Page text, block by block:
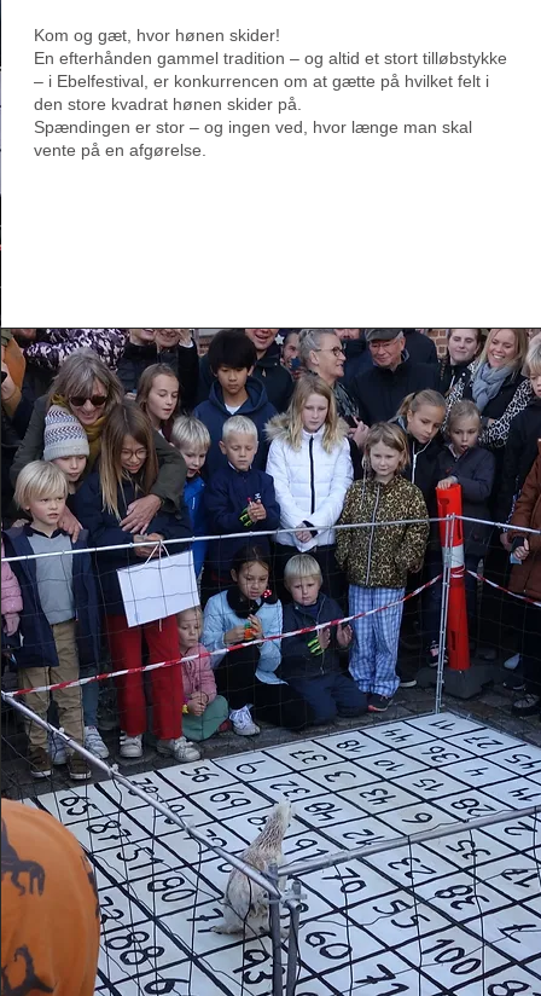
Kom og gæt, hvor hønen skider!
En efterhånden gammel tradition – og altid et stort tilløbstykke
– i Ebelfestival, er konkurrencen om at gætte på hvilket felt i
den store kvadrat hønen skider på.
Spændingen er stor – og ingen ved, hvor længe man skal
vente på en afgørelse.